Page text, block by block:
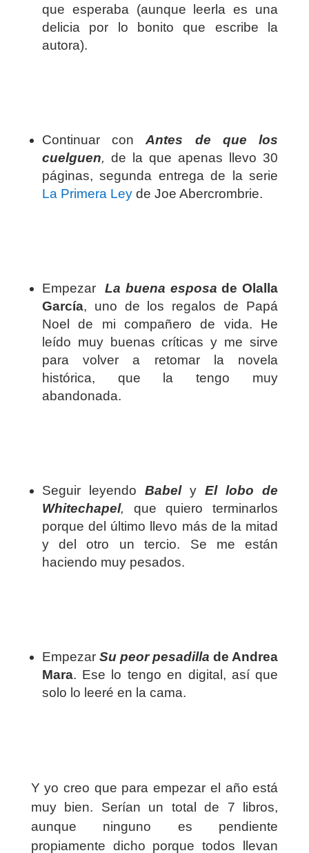
que esperaba (aunque leerla es una
delicia por lo bonito que escribe la
autora).
Continuar conAntes de que los
cuelguen, de la que apenas llevo 30
páginas, segunda entrega de la serie
La Primera Leyde Joe Abercrombrie.
EmpezarLa buena esposade Olalla
García, uno de los regalos de Papá
Noel de mi compañero de vida. He
leído muy buenas críticas y me sirve
para volver a retomar la novela
histórica, que la tengo muy
abandonada.
Seguir leyendo Babely El lobo de
Whitechapel, que quiero terminarlos
porque del último llevo más de la mitad
y del otro un tercio. Se me están
haciendo muy pesados.
Empezar Su peor pesadillade Andrea
Mara. Ese lo tengo en digital, así que
solo lo leeré en la cama.
Y yo creo que para empezar el año está
muy bien. Serían un total de 7 libros,
aunque ninguno es pendiente
propiamente dicho porque todos llevan